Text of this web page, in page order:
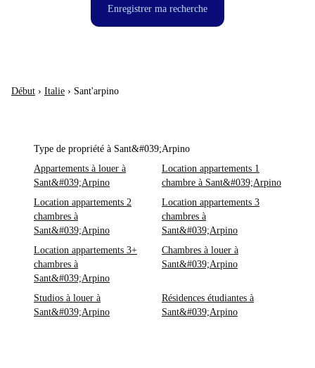
Enregistrer ma recherche
Début › Italie › Sant'arpino
Type de propriété à Sant&#039;Arpino
Appartements à louer à
Sant&#039;Arpino
Location appartements 1
chambre à Sant&#039;Arpino
Location appartements 2
chambres à
Sant&#039;Arpino
Location appartements 3
chambres à
Sant&#039;Arpino
Location appartements 3+
chambres à
Sant&#039;Arpino
Chambres à louer à
Sant&#039;Arpino
Studios à louer à
Sant&#039;Arpino
Résidences étudiantes à
Sant&#039;Arpino